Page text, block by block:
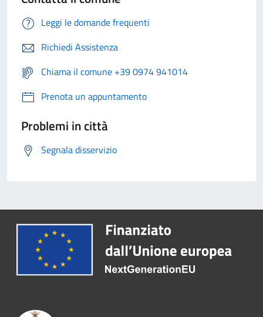
Leggi le domande frequenti
Richiedi Assistenza
Chiama il comune +39 0974 941014
Prenota un appuntamento
Problemi in città
Segnala disservizio